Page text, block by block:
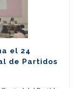
el 24
de Partidos